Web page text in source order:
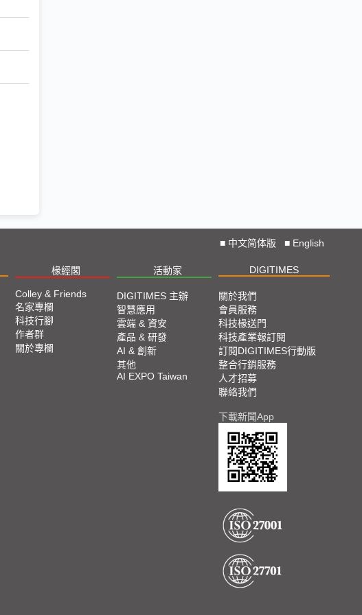
■ 中文简体版 ■ English
椽經閣 活動家 DIGITIMES
Colley & Friends
名家專欄
科技行腳
作者群
關於專欄
DIGITIMES 主辦
智慧應用
雲端 & 資安
產品 & 研發
AI & 創新
其他
AI EXPO Taiwan
關於我們
會員服務
科技椽送門
科技產業報訂閱
訂閱DIGITIMES行動版
整合行銷服務
人才招募
聯絡我們
下載新聞App